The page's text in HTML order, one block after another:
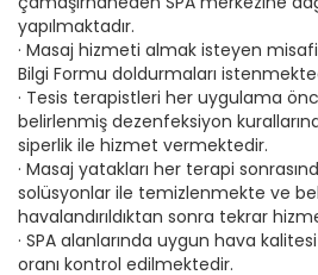
yapılmaktadır.
· Masaj hizmeti almak isteyen
Bilgi Formu doldurmaları
· Tesis terapistleri her uygulama
belirlenmiş dezenfeksiyon
siperlik ile hizmet vermektedir.
· Masaj yatakları her terapi
solüsyonlar ile temizlenmekte ve
havalandırıldıktan sonra tekrar
· SPA alanlarında uygun hava
oranı kontrol edilmektedir.